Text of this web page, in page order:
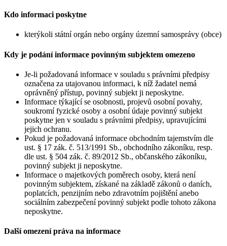
Kdo informaci poskytne
kterýkoli státní orgán nebo orgány územní samosprávy (obce)
Kdy je podání informace povinným subjektem omezeno
Je-li požadovaná informace v souladu s právními předpisy
označena za utajovanou informaci, k níž žadatel nemá
oprávněný přístup, povinný subjekt ji neposkytne.
Informace týkající se osobnosti, projevů osobní povahy,
soukromí fyzické osoby a osobní údaje povinný subjekt
poskytne jen v souladu s právními předpisy, upravujícími
jejich ochranu.
Pokud je požadovaná informace obchodním tajemstvím dle
ust. § 17 zák. č. 513/1991 Sb., obchodního zákoníku, resp.
dle ust. § 504 zák. č. 89/2012 Sb., občanského zákoníku,
povinný subjekt ji neposkytne.
Informace o majetkových poměrech osoby, která není
povinným subjektem, získané na základě zákonů o daních,
poplatcích, penzijním nebo zdravotním pojištění anebo
sociálním zabezpečení povinný subjekt podle tohoto zákona
neposkytne.
Další omezení práva na informace